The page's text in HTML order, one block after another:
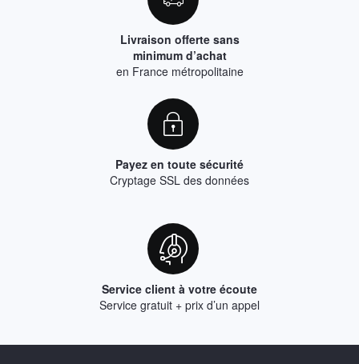
Livraison offerte sans
minimum d’achat
en France métropolitaine
Payez en toute sécurité
Cryptage SSL des données
Service client à votre écoute
Service gratuit + prix d’un appel